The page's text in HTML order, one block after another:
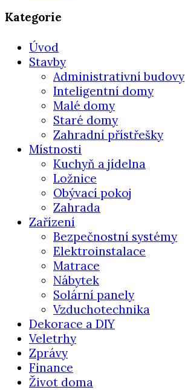
Kategorie
Úvod
Stavby
Administrativní budovy
Inteligentní domy
Malé domy
Staré domy
Zahradní přístřešky
Místnosti
Kuchyň a jídelna
Ložnice
Obývací pokoj
Zahrada
Zařízení
Bezpečnostní systémy
Elektroinstalace
Matrace
Nábytek
Solární panely
Vzduchotechnika
Dekorace a DIY
Veletrhy
Zprávy
Finance
Život doma